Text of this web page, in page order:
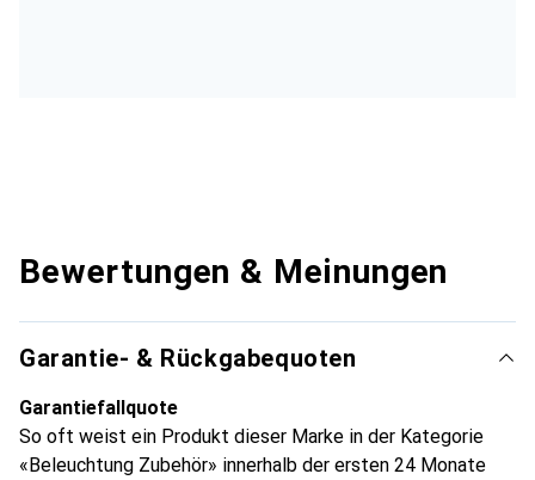
Bewertungen & Meinungen
Garantie- & Rückgabequoten
Garantiefallquote
So oft weist ein Produkt dieser Marke in der Kategorie
«Beleuchtung Zubehör» innerhalb der ersten 24 Monate